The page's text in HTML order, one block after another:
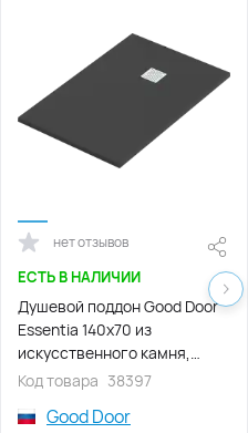
нет отзывов
ЕСТЬ В НАЛИЧИИ
Душевой поддон Good Door
Essentia 140х70 из
искусственного камня,
Черный ЛП00094
Код товара 38397
Good Door